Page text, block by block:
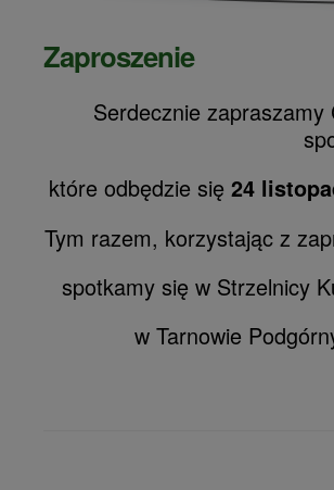
Zaproszenie
Serdecznie zapraszamy
które odbędzie się 24
Tym razem, korzystając z
spotkamy się w Strzelnicy
w Tarnowie